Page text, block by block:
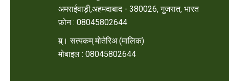
अमराईवाड़ी,अहमदाबाद - 380026, गुजरात, भारत
फ़ोन : 08045802644
म्र्। सत्यकम् मोतेरिअ(मालिक)
मोबाइल : 08045802644